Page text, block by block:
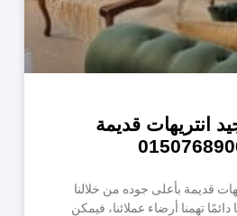
انتريهات قديمة
قديمة بأعلى جوده من خلالنا
تهمنا أرضاء عملائنا، فيمكن